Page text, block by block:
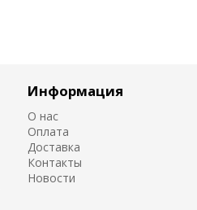
Информация
О нас
Оплата
Доставка
Контакты
Новости